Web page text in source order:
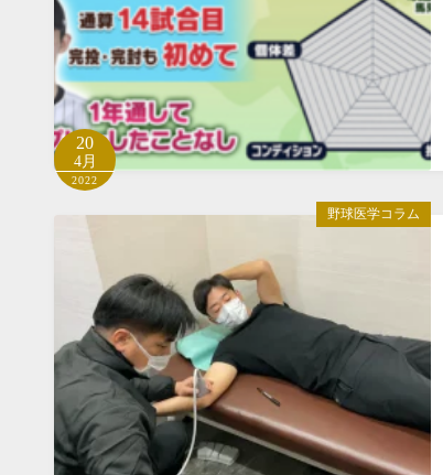
20
4月
2022
野球医学コラム